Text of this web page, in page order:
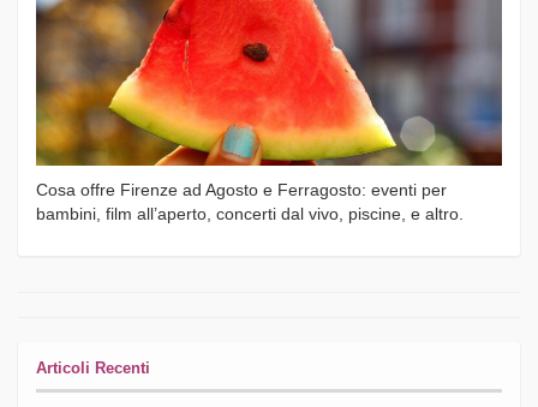
Cosa offre Firenze ad Agosto e Ferragosto: eventi per
bambini, film all’aperto, concerti dal vivo, piscine, e altro.
Articoli Recenti